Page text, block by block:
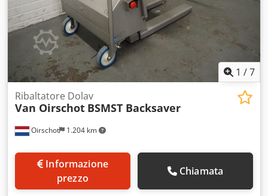
1 /7
Oirschot 1.204 km
Ribaltatore Dolav
Van Oirschot BSMST Backsaver
prezzo
Chiamata